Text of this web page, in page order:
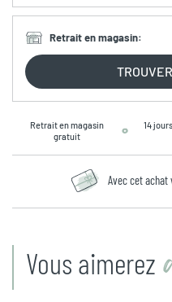
Retrait en magasin:
Retrait en magasin
gratuit
14
Avec cet achat
Vous aimerez